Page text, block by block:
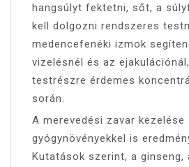
hangsúlyt fektetni, sőt, a
kell dolgozni rendszeres
medencefenéki izmok
vizelésnél és az
testrészre érdemes
során.
A merevedési zavar kezelése
gyógynövényekkel is
Kutatások szerint, a ginseng,